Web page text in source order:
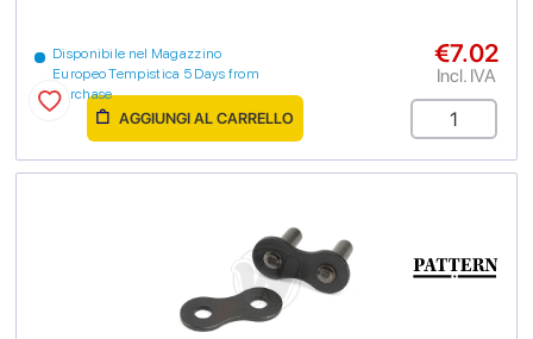
Disponibile nel Magazzino
Europeo Tempistica 5 Days from
purchase
€7.02
Incl. IVA
AGGIUNGI AL CARRELLO